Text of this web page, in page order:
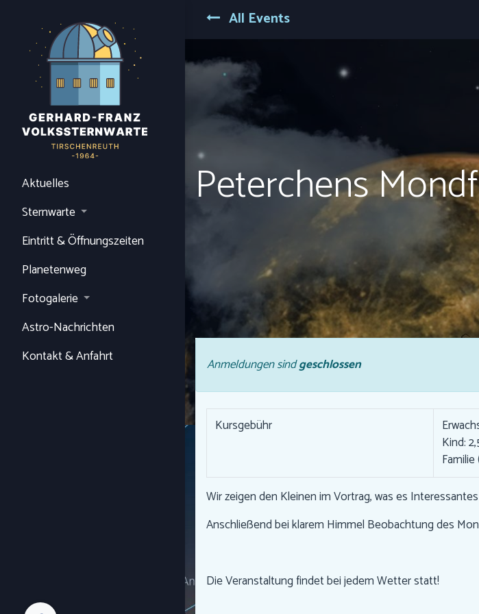
Aktuelles
Sternwarte
Eintritt & Öffnungszeiten
Planetenweg
Fotogalerie
Astro-Nachrichten
Kontakt & Anfahrt
All Events
Peterchens
Anmeldungen sindgeschlossen
Kursgebühr
Kind:
Wir zeigen den Kleinen im Vortrag, was es
Anschließend bei klarem Himmel Beobachtung des
Die Veranstaltung findet bei jedem Wetter statt!